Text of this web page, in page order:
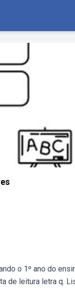
o 1º ano do
de leitura letra q.